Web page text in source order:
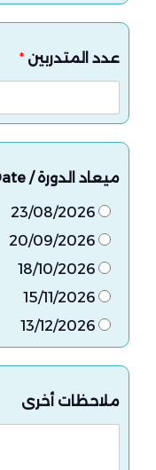
عدد المتدربين *
ميعاد الدورة / Course Date
23/08/2026
20/09/2026
18/10/2026
15/11/2026
13/12/2026
ملاحظات أخرى